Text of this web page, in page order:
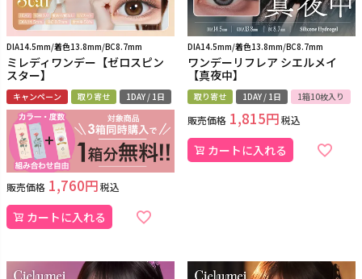
DIA14.5mm/着色13.8mm/BC8.7mm
ミレディワンデー【ゼロスピン
スター】
キャンペーン 取り寄せ 1DAY / 1日
販売価格 1,760 税込
カートに入れる
DIA14.5mm/着色13.8mm/BC8.7mm
ワンデーリフレア シエルメイ
【真夜中】
取り寄せ 1DAY / 1日 1箱10枚入り
販売価格 1,815 税込
カートに入れる